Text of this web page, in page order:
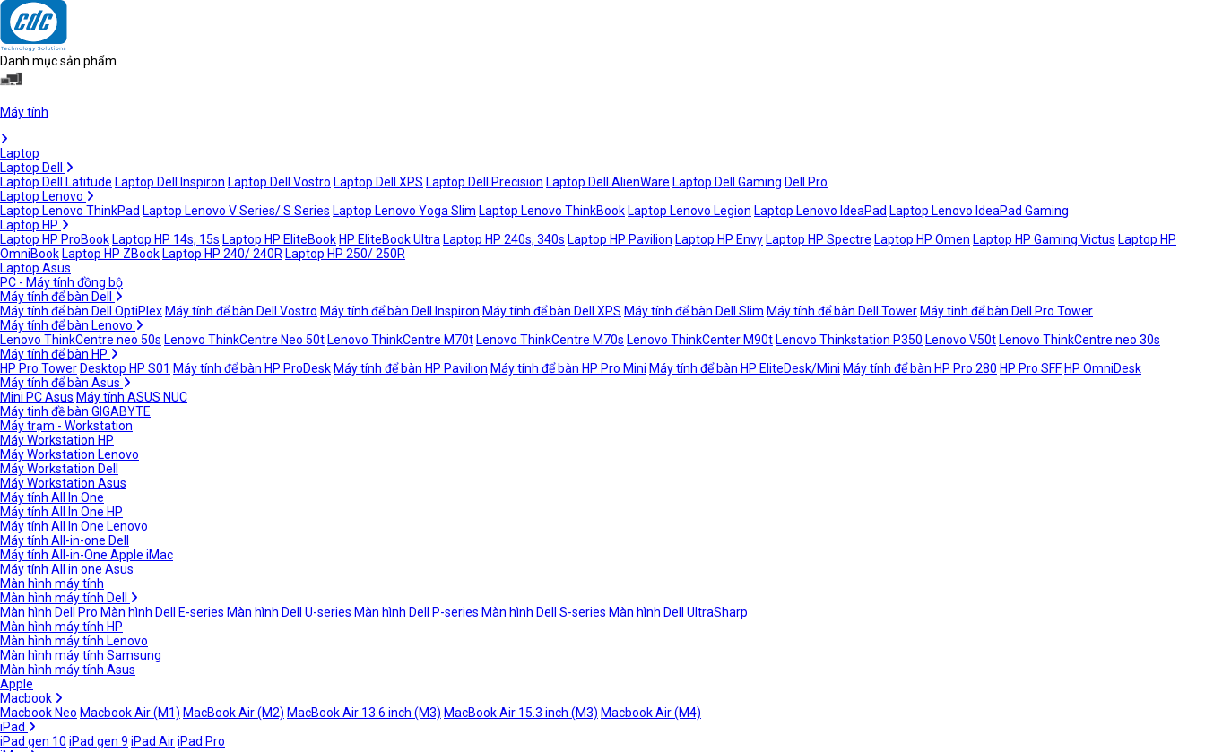
Danh mục sản phẩm
Máy tính
Laptop
Laptop Dell
Laptop Dell Latitude Laptop Dell Inspiron Laptop Dell Vostro Laptop Dell XPS Laptop Dell Precision Laptop Dell AlienWare Laptop Dell Gaming Dell Pro
Laptop Lenovo
Laptop Lenovo ThinkPad Laptop Lenovo V Series/ S Series Laptop Lenovo Yoga Slim Laptop Lenovo ThinkBook Laptop Lenovo Legion Laptop Lenovo IdeaPad Laptop Lenovo IdeaPad Gaming
Laptop HP
Laptop HP ProBook Laptop HP 14s, 15s Laptop HP EliteBook HP EliteBook Ultra Laptop HP 240s, 340s Laptop HP Pavilion Laptop HP Envy Laptop HP Spectre Laptop HP Omen Laptop HP Gaming Victus Laptop HP
OmniBook Laptop HP ZBook Laptop HP 240/ 240R Laptop HP 250/ 250R
Laptop Asus
PC - Máy tính đồng bộ
Máy tính để bàn Dell
Máy tính để bàn Dell OptiPlex Máy tính để bàn Dell Vostro Máy tính để bàn Dell Inspiron Máy tính để bàn Dell XPS Máy tính để bàn Dell Slim Máy tính để bàn Dell Tower Máy tinh để bàn Dell Pro Tower
Máy tính để bàn Lenovo
Lenovo ThinkCentre neo 50s Lenovo ThinkCentre Neo 50t Lenovo ThinkCentre M70t Lenovo ThinkCentre M70s Lenovo ThinkCenter M90t Lenovo Thinkstation P350 Lenovo V50t Lenovo ThinkCentre neo 30s
Máy tính để bàn HP
HP Pro Tower Desktop HP S01 Máy tính để bàn HP ProDesk Máy tính để bàn HP Pavilion Máy tính để bàn HP Pro Mini Máy tính để bàn HP EliteDesk/Mini Máy tính để bàn HP Pro 280 HP Pro SFF HP OmniDesk
Máy tính để bàn Asus
Mini PC Asus Máy tính ASUS NUC
Máy tinh đề bàn GIGABYTE
Máy trạm - Workstation
Máy Workstation HP
Máy Workstation Lenovo
Máy Workstation Dell
Máy Workstation Asus
Máy tính All In One
Máy tính All In One HP
Máy tính All In One Lenovo
Máy tính All-in-one Dell
Máy tính All-in-One Apple iMac
Máy tính All in one Asus
Màn hình máy tính
Màn hình máy tính Dell
Màn hình Dell Pro Màn hình Dell E-series Màn hình Dell U-series Màn hình Dell P-series Màn hình Dell S-series Màn hình Dell UltraSharp
Màn hình máy tính HP
Màn hình máy tính Lenovo
Màn hình máy tính Samsung
Màn hình máy tính Asus
Apple
Macbook
Macbook Neo Macbook Air (M1) MacBook Air (M2) MacBook Air 13.6 inch (M3) MacBook Air 15.3 inch (M3) Macbook Air (M4)
iPad
iPad gen 10 iPad gen 9 iPad AiriPad Pro